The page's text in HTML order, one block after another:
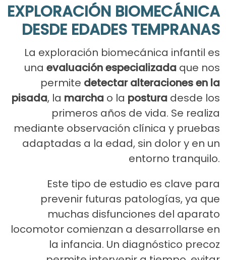
EXPLORACIÓN BIOMECÁNICA
DESDE EDADES TEMPRANAS
La exploración biomecánica infantil es
una evaluación especializada que nos
permite detectar alteraciones en la
pisada, la marcha o la postura desde los
primeros años de vida. Se realiza
mediante observación clínica y pruebas
adaptadas a la edad, sin dolor y en un
entorno tranquilo.
Este tipo de estudio es clave para
prevenir futuras patologías, ya que
muchas disfunciones del aparato
locomotor comienzan a desarrollarse en
la infancia. Un diagnóstico precoz